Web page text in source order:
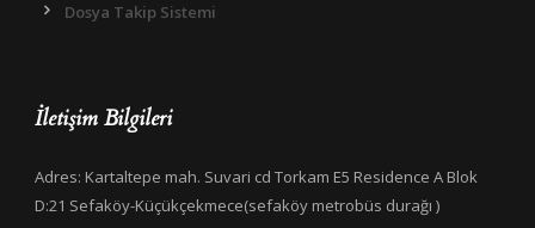
Dosya Takip Sistemi
İletişim Bilgileri
Adres: Kartaltepe mah. Suvari cd Torkam E5 Residence A Blok
D:21 Sefaköy-Küçükçekmece(sefaköy metrobüs durağı )